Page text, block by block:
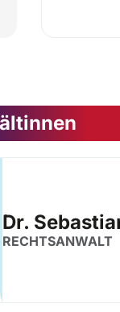
Dr.
RECHTSANWALT